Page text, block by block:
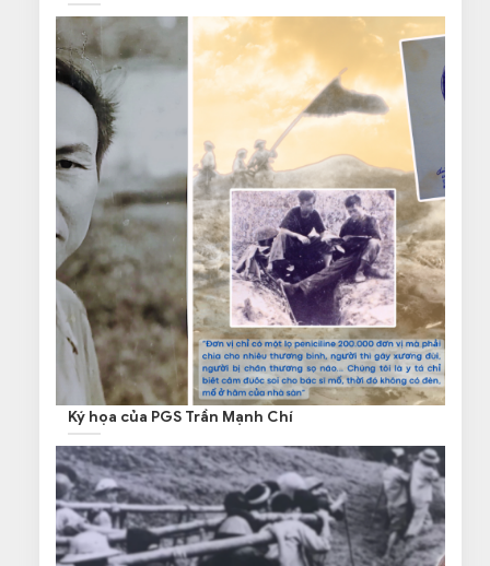
Ký họa của PGS Trần Mạnh Chí